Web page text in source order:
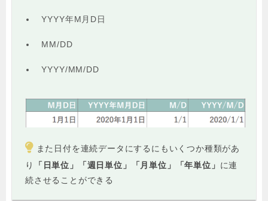
YYYY年M月D日
MM/DD
YYYY/MM/DD
また日付を連続データにするにもいくつか種類があ
り
「日単位」「週日単位」「月単位」「年単位」 に連
続させることができる